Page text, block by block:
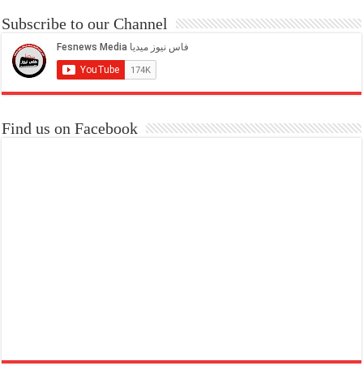
Subscribe to our Channel
Find us on Facebook